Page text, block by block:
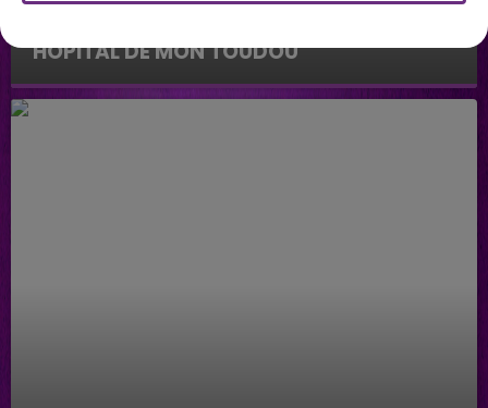
HÔPITAL DE MON TOUDOU
Hôpital de mon Toudou